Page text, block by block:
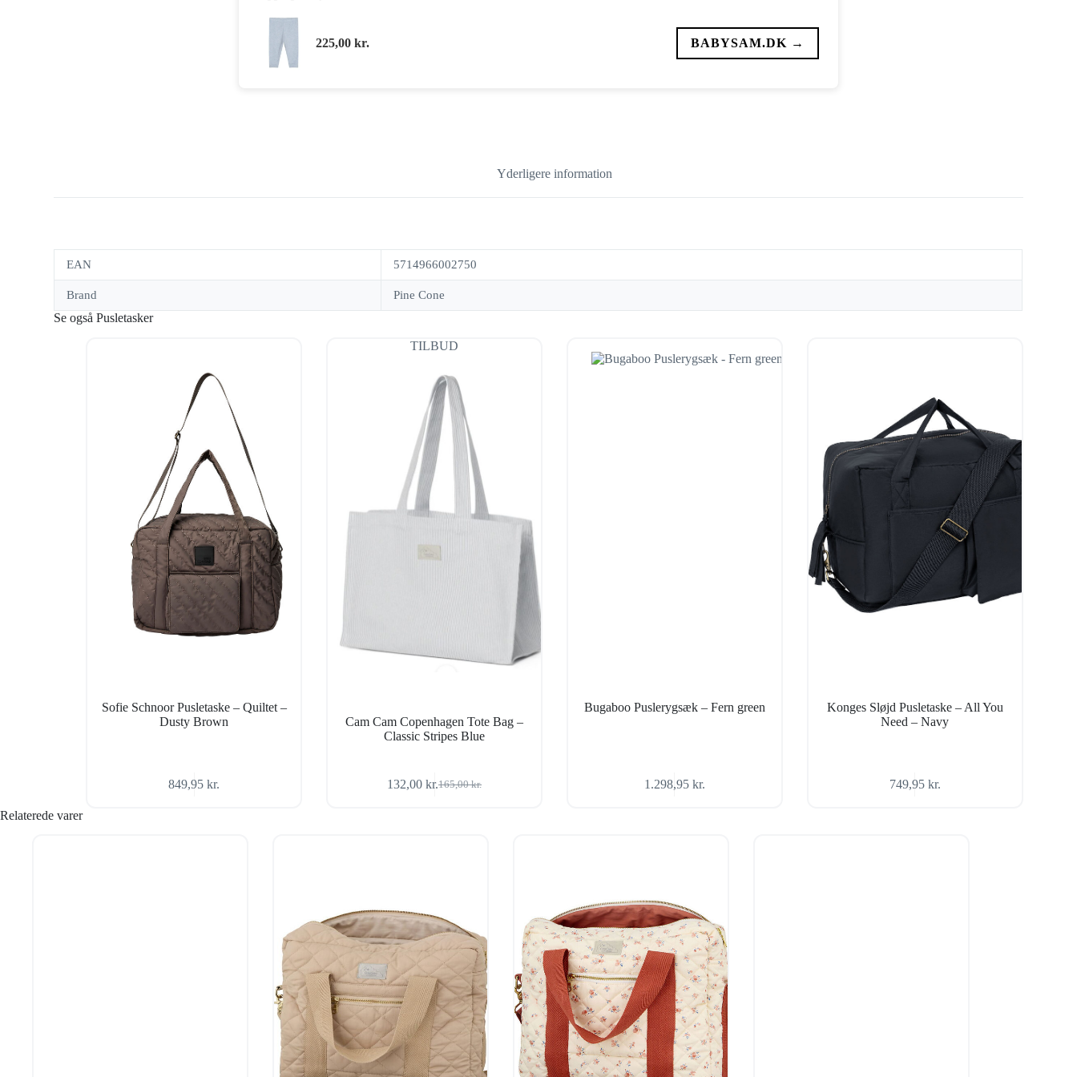
225,00 kr. BABYSAM.DK →
Yderligere information
EAN 5714966002750
Brand Pine Cone
Se også Pusletasker
Sofie Schnoor Pusletaske – Quiltet –
Dusty Brown
849,95kr.
TILBUD
Cam Cam Copenhagen Tote Bag –
Classic Stripes Blue
165,00kr.
Den
132,00kr.Den
Bugaboo Puslerygsæk – Fern green
1.298,95 kr.
Konges Sløjd Pusletaske – All You
Need – Navy
749,95 kr.
Relaterede varer